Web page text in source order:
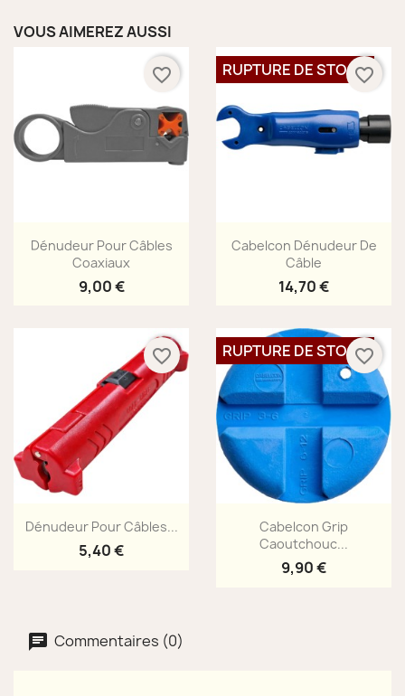
VOUS AIMEREZ AUSSI
Aperçu rapide
Dénudeur Pour Câbles
Coaxiaux
9,00 €
favorite_border
Aperçu rapide
Cabelcon Dénudeur De
Câble
14,70 €
RUPTURE DE STOCK
favorite_border
Aperçu rapide
Dénudeur Pour Câbles...
5,40 €
favorite_border
Aperçu rapide
Cabelcon Grip
Caoutchouc...
9,90 €
RUPTURE DE STOCK
favorite_border
Commentaires (0)